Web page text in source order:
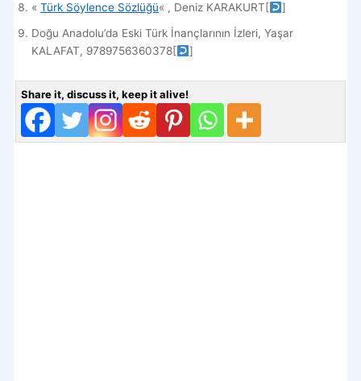
«Türk Söylence Sözlüğü« , Deniz KARAKURT[
]
Doğu Anadolu’da Eski Türk İnançlarının İzleri, Yaşar
KALAFAT, 9789756360378[ ]
Share it, discuss it, keep it alive!